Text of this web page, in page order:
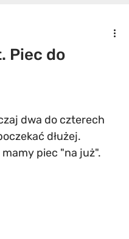
Piec do
dwa do czterech
dłużej.
piec "na już".